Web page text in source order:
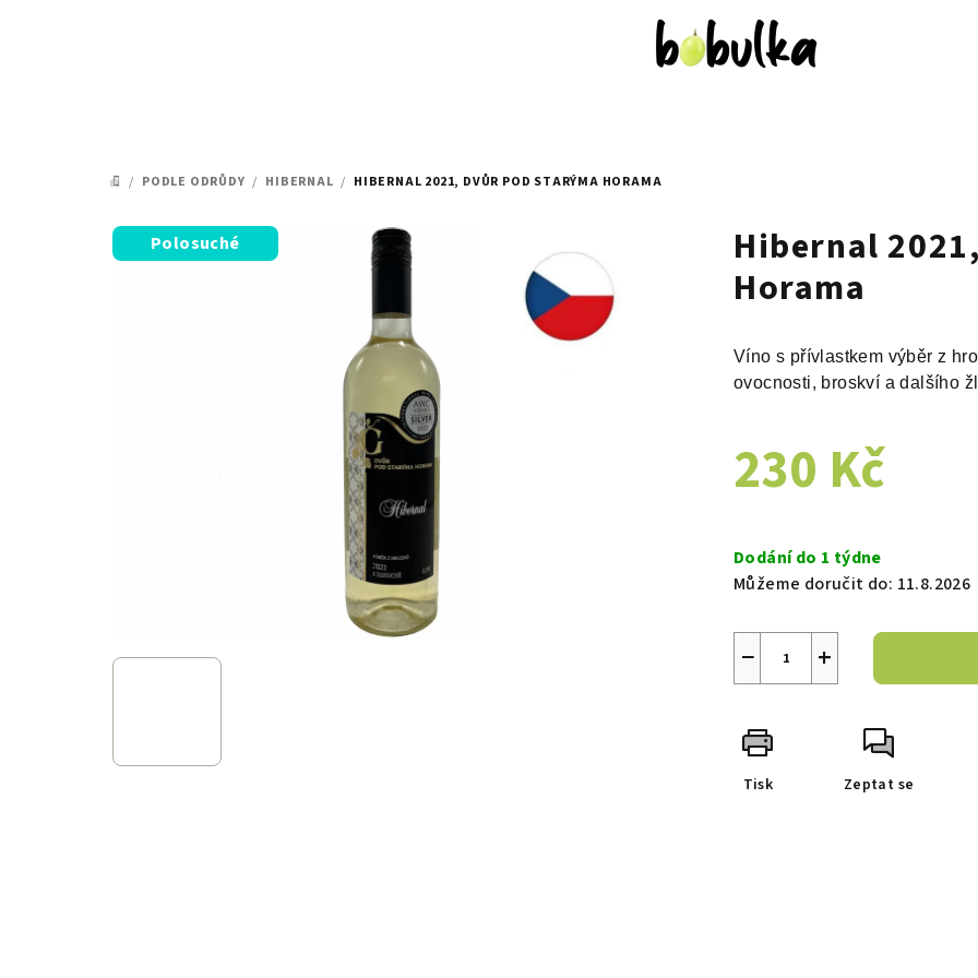
DOMŮ
/ PODLE ODRŮDY / HIBERNAL / HIBERNAL 2021, DVŮR POD STARÝMA HORAMA
Hibernal
Horama
Víno s přívlastkem výběr z
ovocnosti, broskví a dalšího
230 Kč
cena:
Dodání do 1 týdne
Můžeme doručit do: 11.8.2026
+
−
Tisk Zeptat se
Polosuché